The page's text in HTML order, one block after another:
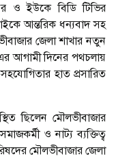
ও ইউকে বিডি টিভির
আন্তরিক ধন্যবাদ সহ
জেলা শাখার নতুন
আগামী দিনের পথচলায়
হাত প্রসারিত
ছিলেন মৌলভীবাজার
ও নাট্য ব্যক্তিত্ব
মৌলভীবাজার জেলা